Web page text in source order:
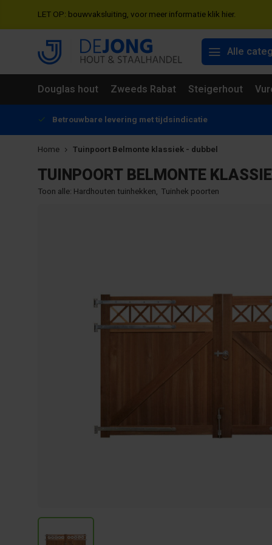
LET OP: bouwvaksluiting, voor meer informatie klik hier.
Alle
Douglas hout Zweeds Rabat Steigerhout
Betrouwbare levering met tijdsindicatie
Home Tuinpoort Belmonte klassiek - dubbel
TUINPOORT BELMONTE
Toon alle: Hardhouten tuinhekken, Tuinhek poorten